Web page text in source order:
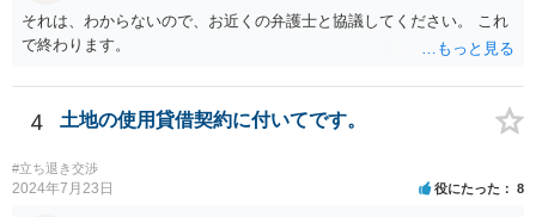
除してもらう という方法もあり得るかもしれません（実質的には半年
分の立退き料をもらったことになります。）。 ストレスで体調を崩さ
れるのもよろしくないですから，費用の面で折り合いがつけば，弁護
士に交渉を代理してもらっても良いように思います。
それは、わからないので、お近くの弁護士と協議してください。 これ
で終わります。
4 土地の使用貸借契約に付いてです。
#立ち退き交渉
2024年7月23日 役にたった 8